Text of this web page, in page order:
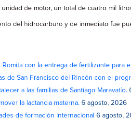
de motor, un total de cuatro mil
del hidrocarburo y de inmediato fue
con la entrega de fertilizante para
de San Francisco del Rincón con el
a las familias de Santiago Maravatío.
la lactancia materna. 6 agosto, 2026
de formación internacional 6 agosto,